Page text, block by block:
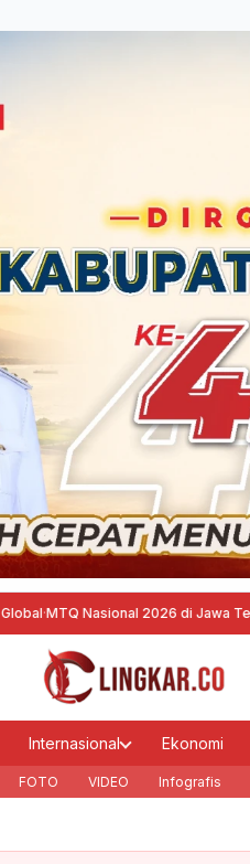
·MTQ Nasional 2026 di Jawa Tengah
Internasional Ekonomi
FOTO VIDEO Infografis